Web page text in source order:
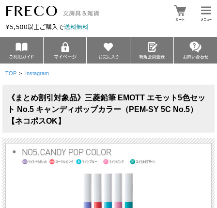
TOP > Instagram
《まとめ割引対象品》三菱鉛筆 EMOTT エモット5色セッ
ト No.5 キャンディポップカラー（PEM-SY 5C No.5）
【ネコポスOK】